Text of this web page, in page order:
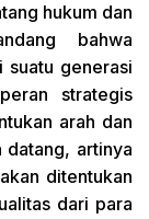
hukum dan
bahwa
suatu generasi
strategis
arah dan
datang, artinya
ditentukan
dari para